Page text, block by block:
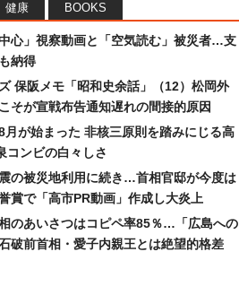
健康 BOOKS
中心」視察動画と「空気読む」被災者…支
納得
保阪メモ「昭和史余話」（12）松岡外
そが宣戦布告通知遅れの間接的原因
月が始まった 非核三原則を踏みにじる高
コンビの白々しさ
の被災地利用に続き…首相官邸が今度は
賞で「高市PR動画」作成し大炎上
のあいさつはコピペ率85％…「広島への
破前首相・愛子内親王とは絶望的格差